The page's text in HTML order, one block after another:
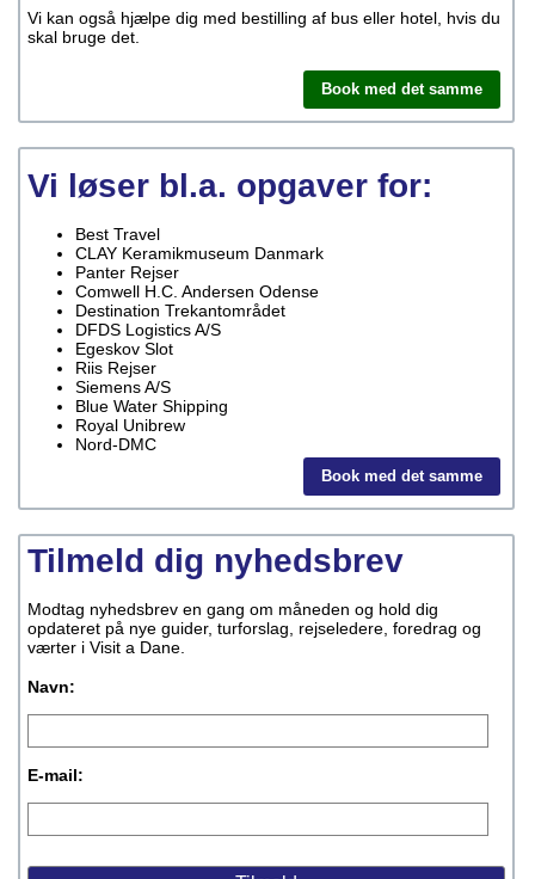
Vi kan også hjælpe dig med bestilling af bus eller hotel, hvis du
skal bruge det.
Book med det samme
Vi løser bl.a. opgaver for:
Best Travel
CLAY Keramikmuseum Danmark
Panter Rejser
Comwell H.C. Andersen Odense
Destination Trekantområdet
DFDS Logistics A/S
Egeskov Slot
Riis Rejser
Siemens A/S
Blue Water Shipping
Royal Unibrew
Nord-DMC
Book med det samme
Tilmeld dig nyhedsbrev
Modtag nyhedsbrev en gang om måneden og hold dig
opdateret på nye guider, turforslag, rejseledere, foredrag og
værter i Visit a Dane.
Navn:
E-mail: